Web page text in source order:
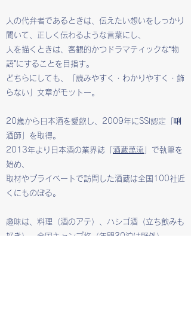
人の代弁者であるときは、伝えたい想いをしっかり
聞いて、正しく伝わるような言葉にし、
人を描くときは、客観的かつドラマティックな“物
語”にすることを目指す。
どちらにしても、「読みやすく・わかりやすく・飾
らない」文章がモットー。
20歳から日本酒を愛飲し、2009年にSSI認定「唎
酒師」を取得。
2013年より日本酒の業界誌「 酒蔵萬流 」で執筆を
始め、
取材やプライベートで訪問した酒蔵は全国100社近
くにものぼる。
趣味は、料理（酒のアテ）、ハシゴ酒（立ち飲みも
好き）、全国キャンプ旅（年間30泊は野外）、